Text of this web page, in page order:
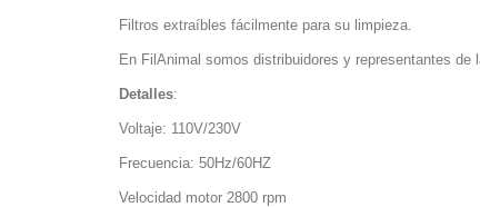
Filtros extraíbles fácilmente para su limpieza.
En FilAnimal somos distribuidores y representantes
Detalles:
Voltaje: 110V/230V
Frecuencia: 50Hz/60HZ
Velocidad motor 2800 rpm